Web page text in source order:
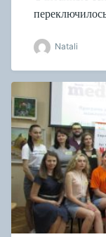
Natali